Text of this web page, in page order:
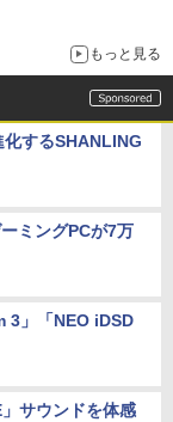
もっと見る
するSHANLING
ミングPCが7万
3」「NEO iDSD
サウンドを体感